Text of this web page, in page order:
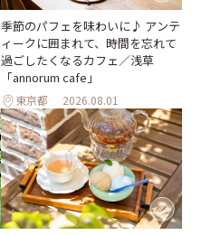
季節のパフェを味わいに♪ アンテ
ィークに囲まれて、時間を忘れて
過ごしたくなるカフェ／浅草
「annorum cafe」
東京都 2026.08.01